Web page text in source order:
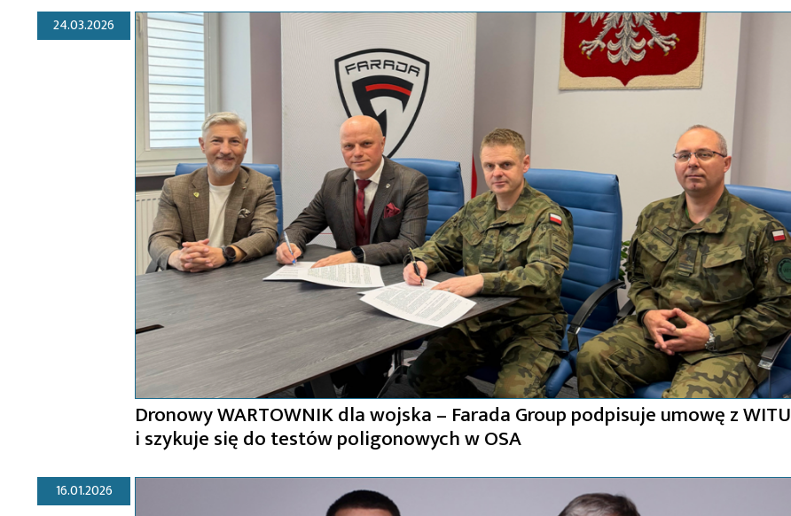
24.03.2026
Dronowy WARTOWNIK dla wojska – Farada Group podpisuje umowę z WITU
i szykuje się do testów poligonowych w OSA
16.01.2026